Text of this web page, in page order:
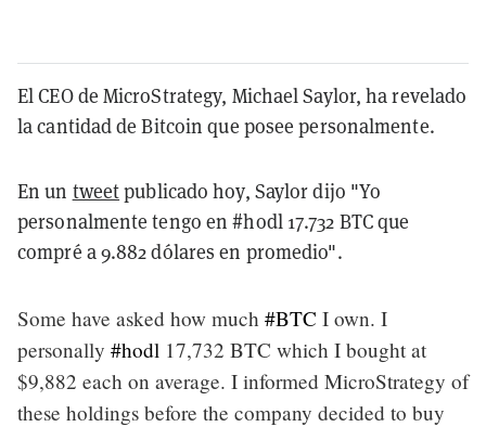
El CEO de MicroStrategy, Michael Saylor, ha revelado
la cantidad de Bitcoin que posee personalmente.
En un tweetpublicado hoy, Saylor dijo "Yo
personalmente tengo en #hodl 17.732 BTC que
compré a 9.882 dólares en promedio".
Some have asked how much #BTC I own. I
personally #hodl 17,732 BTC which I bought at
$9,882 each on average. I informed MicroStrategy of
these holdings before the company decided to buy